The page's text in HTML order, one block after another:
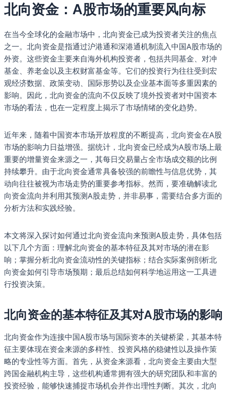
北向资金：A股市场的重要风向标
在当今全球化的金融市场中，北向资金已成为投资者关注的焦点
之一。北向资金是指通过沪港通和深港通机制流入中国A股市场的
外资。这些资金主要来自海外机构投资者，包括共同基金、对冲
基金、养老金以及主权财富基金等。它们的投资行为往往受到宏
观经济数据、政策变动、国际形势以及企业基本面等多重因素的
影响。因此，北向资金的流向不仅反映了境外投资者对中国资本
市场的看法，也在一定程度上揭示了市场情绪的变化趋势。
近年来，随着中国资本市场开放程度的不断提高，北向资金在A股
市场的影响力日益增强。据统计，北向资金已经成为A股市场上最
重要的增量资金来源之一，其每日交易量占全市场成交额的比例
持续攀升。由于北向资金通常具备较强的前瞻性与信息优势，其
动向往往被视为市场走势的重要参考指标。然而，要准确解读北
向资金流向并利用其预测A股走势，并非易事，需要结合多方面的
分析方法和实践经验。
本文将深入探讨如何通过北向资金流向来预测A股走势，具体包括
以下几个方面：理解北向资金的基本特征及其对市场的潜在影
响；掌握分析北向资金流动性的关键指标；结合实际案例剖析北
向资金如何引导市场预期；最后总结如何科学地运用这一工具进
行投资决策。
北向资金的基本特征及其对A股市场的影响
北向资金作为连接中国A股市场与国际资本的关键桥梁，其基本特
征主要体现在资金来源的多样性、投资风格的稳健性以及操作策
略的专业性等方面。首先，从资金来源看，北向资金主要由大型
跨国金融机构主导，这些机构通常拥有强大的研究团队和丰富的
投资经验，能够快速捕捉市场机会并作出理性判断。其次，北向